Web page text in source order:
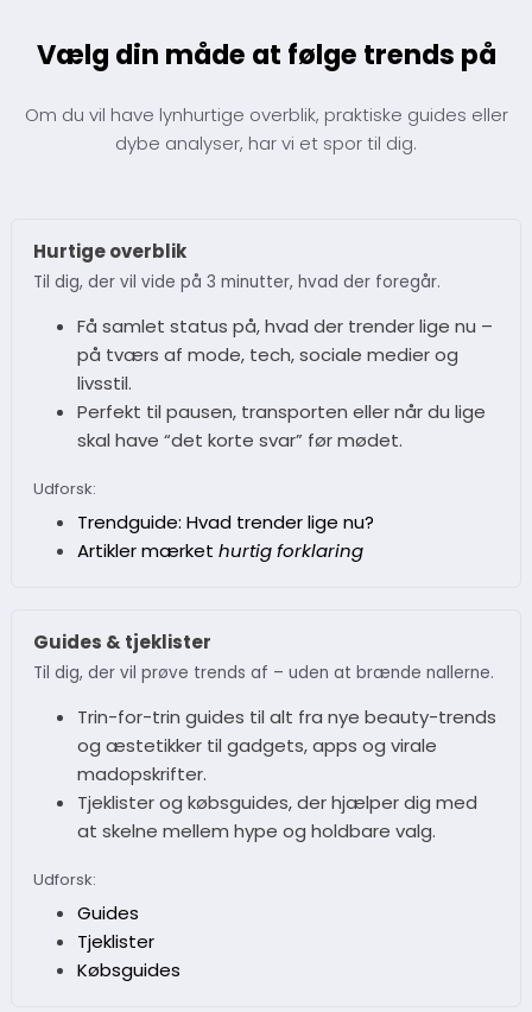
Vælg din måde at følge trends på
Om du vil have lynhurtige overblik, praktiske guides eller
dybe analyser, har vi et spor til dig.
Hurtige overblik
Til dig, der vil vide på 3 minutter, hvad der foregår.
Få samlet status på, hvad der trender lige nu –
på tværs af mode, tech, sociale medier og
livsstil.
Perfekt til pausen, transporten eller når du lige
skal have “det korte svar” før mødet.
Udforsk:
Trendguide: Hvad trender lige nu?
Artikler mærket hurtig forklaring
Guides & tjeklister
Til dig, der vil prøve trends af – uden at brænde nallerne.
Trin-for-trin guides til alt fra nye beauty-trends
og æstetikker til gadgets, apps og virale
madopskrifter.
Tjeklister og købsguides, der hjælper dig med
at skelne mellem hype og holdbare valg.
Udforsk:
Guides
Tjeklister
Købsguides